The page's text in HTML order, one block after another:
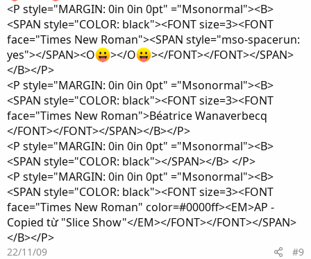
<P style="MARGIN: 0in 0in 0pt" ="Msonormal"><B>
<SPAN style="COLOR: black"><FONT size=3><FONT
face="Times New Roman"><SPAN style="mso-spacerun:
yes"></SPAN><O
></O
></FONT></FONT></SPAN>
</B></P>
<P style="MARGIN: 0in 0in 0pt" ="Msonormal"><B>
<SPAN style="COLOR: black"><FONT size=3><FONT
face="Times New Roman">Béatrice Wanaverbecq
</FONT></FONT></SPAN></B></P>
<P style="MARGIN: 0in 0in 0pt" ="Msonormal"><B>
<SPAN style="COLOR: black"></SPAN></B> </P>
<P style="MARGIN: 0in 0in 0pt" ="Msonormal"><B>
<SPAN style="COLOR: black"><FONT size=3><FONT
face="Times New Roman" color=#0000ff><EM>AP -
Copied từ "Slice Show"</EM></FONT></FONT></SPAN>
</B></P>
22/11/09 #9